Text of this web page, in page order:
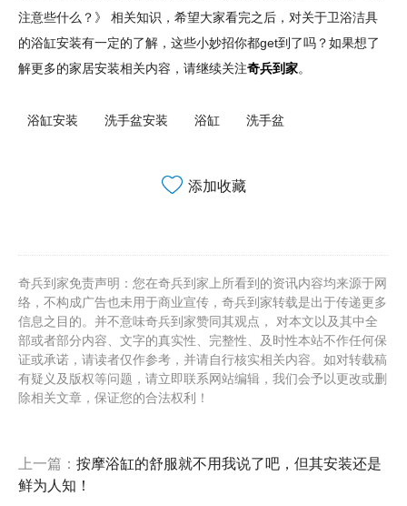
注意些什么？》 相关知识，希望大家看完之后，对关于卫浴洁具
的浴缸安装有一定的了解，这些小妙招你都get到了吗？如果想了
解更多的家居安装相关内容，请继续关注奇兵到家。
浴缸安装 洗手盆安装 浴缸 洗手盆
添加收藏
奇兵到家免责声明：您在奇兵到家上所看到的资讯内容均来源于网
络，不构成广告也未用于商业宣传，奇兵到家转载是出于传递更多
信息之目的。并不意味奇兵到家赞同其观点， 对本文以及其中全
部或者部分内容、文字的真实性、完整性、及时性本站不作任何保
证或承诺，请读者仅作参考，并请自行核实相关内容。如对转载稿
有疑义及版权等问题，请立即联系网站编辑，我们会予以更改或删
除相关文章，保证您的合法权利！
上一篇： 按摩浴缸的舒服就不用我说了吧，但其安装还是
鲜为人知！